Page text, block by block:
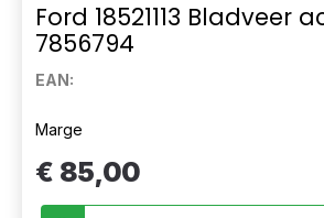
Ford 18521113 Bladveer
7856794
EAN:
Marge
€ 85,00